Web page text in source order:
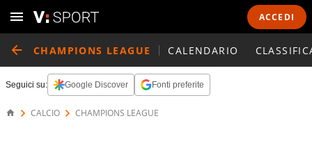
ACCEDI
CHAMPIONS LEAGUE CALENDARIO
Seguici su: Google Discover Fonti preferite
CALCIO CHAMPIONS LEAGUE